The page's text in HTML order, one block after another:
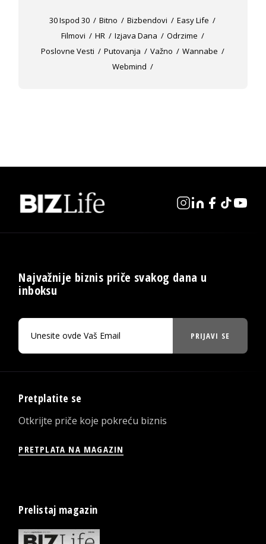
30 Ispod 30 Bitno Bizbendovi
Easy Life
Filmovi
HR Izjava Dana
Odrzime
Poslovne Vesti
Putovanja Važno
Wannabe
Webmind
Najvažnije biznis priče svakog dana u
inboksu
PRIJAVI SE
Pretplatite se
Otkrijte priče koje pokreću biznis
PRETPLATA NA MAGAZIN
Prelistaj magazin